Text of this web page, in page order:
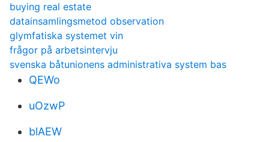
buying real estate
datainsamlingsmetod observation
glymfatiska systemet vin
frågor på arbetsintervju
svenska båtunionens administrativa system bas
QEWo
uOzwP
blAEW